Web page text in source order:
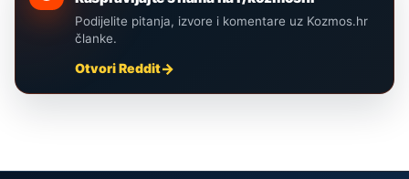
Podijelite pitanja, izvore i komentare uz Kozmos.hr
članke.
Otvori Reddit